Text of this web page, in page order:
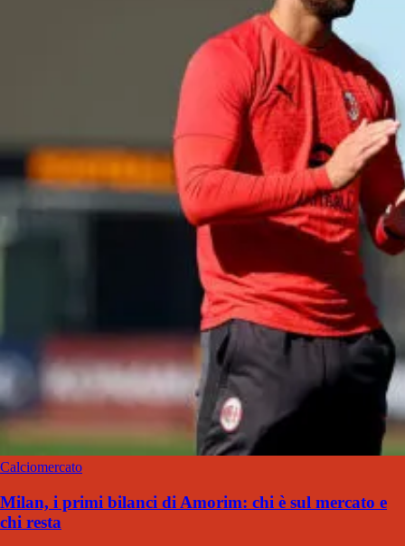
Calciomercato
Milan, i primi bilanci di Amorim: chi è sul mercato e
chi resta